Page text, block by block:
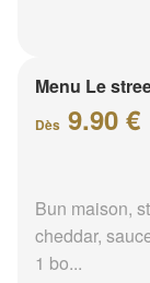
Menu Le
Dès 9.90 €
Bun maison,
cheddar,
1 bo...